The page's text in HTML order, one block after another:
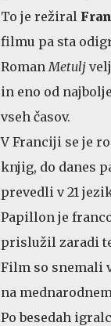
To je režiral
filmu pa sta
Roman Metulj
in eno od
vseh časov.
V Franciji se je
knjig, do danes
prevedli v 21
Papillon je
prislužil zaradi
Film so snemali
na
Po besedah